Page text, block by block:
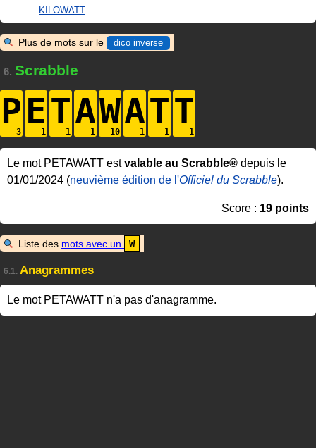
KILOWATT
Plus de mots sur le dico inverse
6. Scrabble
PETAWATT
Le mot PETAWATT estvalable au Scrabble® depuis le
01/01/2024 (neuvième édition de l'Officiel du Scrabble).
Score : 19 points
Liste des mots avec un W
6.1. Anagrammes
Le mot PETAWATT n'a pas d'anagramme.